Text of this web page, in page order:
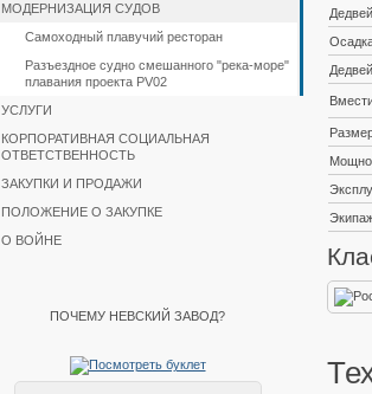
МОДЕРНИЗАЦИЯ СУДОВ
Самоходный плавучий ресторан
Разъездное судно смешанного "река-море"
плавания проекта PV02
УСЛУГИ
КОРПОРАТИВНАЯ СОЦИАЛЬНАЯ
ОТВЕТСТВЕННОСТЬ
ЗАКУПКИ И ПРОДАЖИ
ПОЛОЖЕНИЕ О ЗАКУПКЕ
О ВОЙНЕ
ПОЧЕМУ НЕВСКИЙ ЗАВОД?